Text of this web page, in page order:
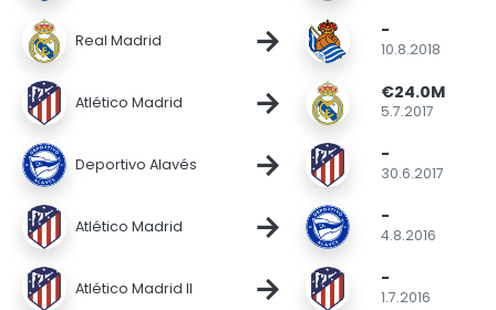
Real Madrid → -
10.8.2018
Atlético Madrid → €24.0M
5.7.2017
Deportivo Alavés → -
30.6.2017
Atlético Madrid → -
4.8.2016
Atlético Madrid II → -
1.7.2016